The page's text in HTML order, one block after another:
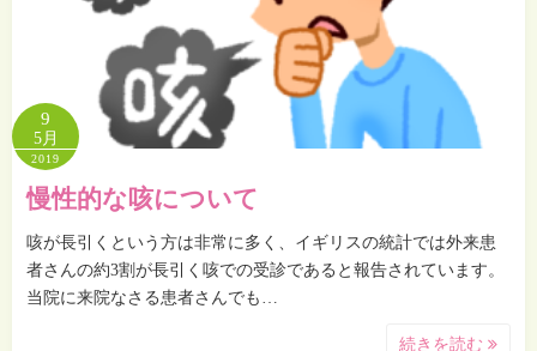
9
5月
2019
慢性的な咳について
咳が長引くという方は非常に多く、イギリスの統計では外来患
者さんの約3割が長引く咳での受診であると報告されています。
当院に来院なさる患者さんでも…
続きを読む